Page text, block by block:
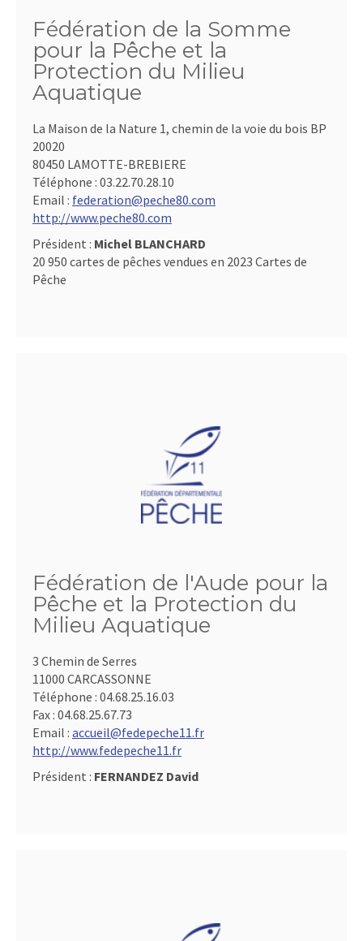
Fédération de la Somme
pour la Pêche et la
Protection du Milieu
Aquatique
La Maison de la Nature 1, chemin de la voie du bois BP
20020
80450 LAMOTTE-BREBIERE
Téléphone : 03.22.70.28.10
Email : federation@peche80.com
http://www.peche80.com
Président : Michel BLANCHARD
20 950 cartes de pêches vendues en 2023 Cartes de
Pêche
Fédération de l'Aude pour la
Pêche et la Protection du
Milieu Aquatique
3 Chemin de Serres
11000 CARCASSONNE
Téléphone : 04.68.25.16.03
Fax : 04.68.25.67.73
Email : accueil@fedepeche11.fr
http://www.fedepeche11.fr
Président : FERNANDEZ David